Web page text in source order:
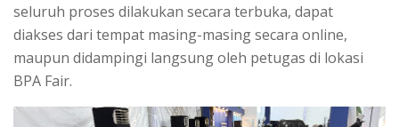
seluruh proses dilakukan secara terbuka, dapat
diakses dari tempat masing-masing secara online,
maupun didampingi langsung oleh petugas di lokasi
BPA Fair.